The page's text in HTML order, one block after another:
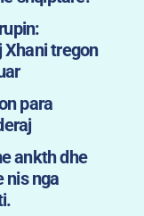
tregon
para
ankth dhe
nis nga